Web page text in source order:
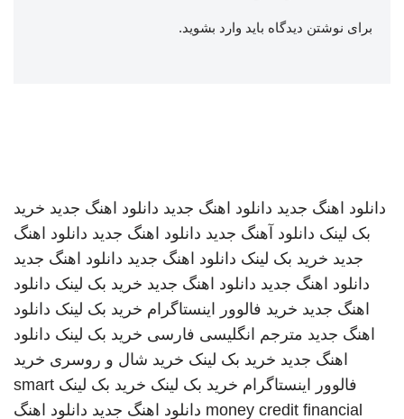
برای نوشتن دیدگاه باید وارد بشوید.
دانلود اهنگ جدید دانلود اهنگ جدید دانلود اهنگ جدید خرید
بک لینک دانلود آهنگ جدید دانلود اهنگ جدید دانلود اهنگ
جدید خرید بک لینک دانلود اهنگ جدید دانلود اهنگ جدید
دانلود اهنگ جدید دانلود اهنگ جدید خرید بک لینک دانلود
اهنگ جدید خرید فالوور اینستاگرام خرید بک لینک دانلود
اهنگ جدید مترجم انگلیسی فارسی خرید بک لینک دانلود
اهنگ جدید خرید بک لینک خرید شال و روسری خرید
فالوور اینستاگرام خرید بک لینک خرید بک لینک smart
money credit financial دانلود اهنگ جدید دانلود اهنگ